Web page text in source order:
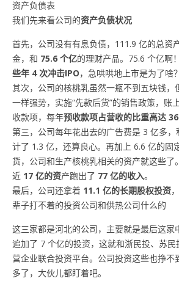
资产负债表
我们先来看公司的资产负债状况
首先，公司没有有息负债，111.9 亿的总资
金，和 75.6 个亿的理财产品。75.6 个亿啊
些年 4 次冲击IPO，急哄哄地上市是为了啥
其次，公司的核桃乳虽然一瓶不到五块钱，
一样强势，实施“先款后货”的销售政策，账
收款项，每年预收款项占营收的比重高达
第三，公司每年花出去的广告费是 3 亿多
计了 1.3 亿，还算良心。再加上 6.6 亿的固
货，公司和生产核桃乳相关的资产就这些了
近 17 亿的资产跑出了 77 亿的收入。
最后，公司还拿着 11.1 亿的长期股权投资
辈子打不着的投资公司和供热公司什么的
这三家都是河北的公司，主要就是最后这家
追加了 7 个亿的投资，这就和浙民投、苏
营企业联合投资平台。公司投资这些也挣不
多了，大伙儿都盯着吧。